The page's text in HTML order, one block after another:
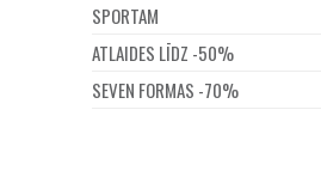
SPORTAM
ATLAIDES LĪDZ -50%
SEVEN FORMAS -70%